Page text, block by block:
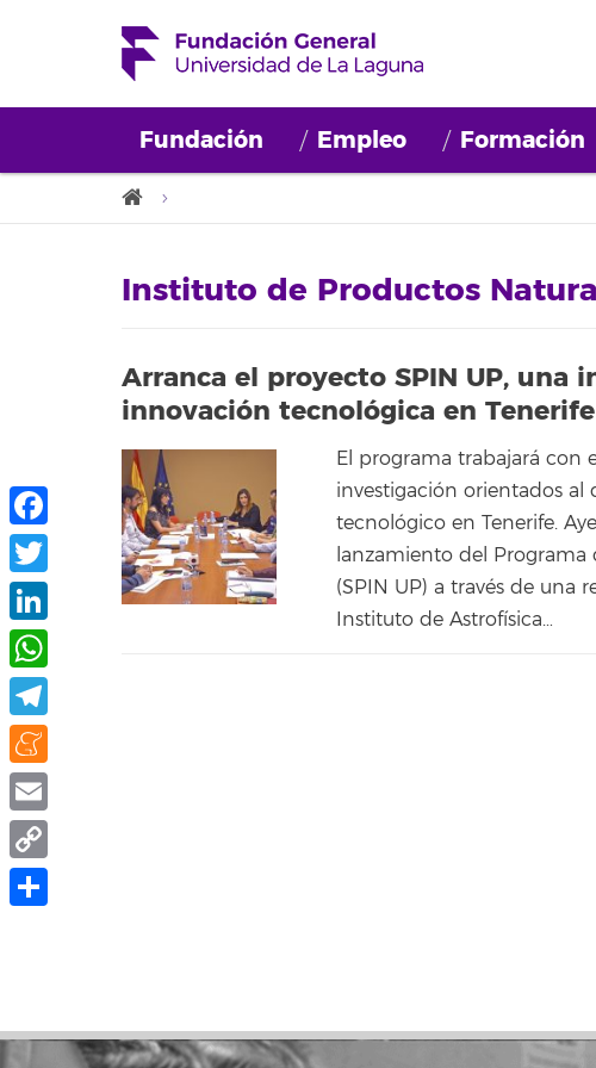
Fundación Empleo Formación
Instituto de Productos
Arranca el proyecto SPIN UP,
innovación tecnológica en Tenerife
El programa trabajará con
investigación orientados al
tecnológico en Tenerife.
lanzamiento del Programa
(SPIN UP) a través de una
Instituto de Astrofísica…
Facebook
Twitter
LinkedIn
WhatsApp
Telegram
Meneame
Email
Copy